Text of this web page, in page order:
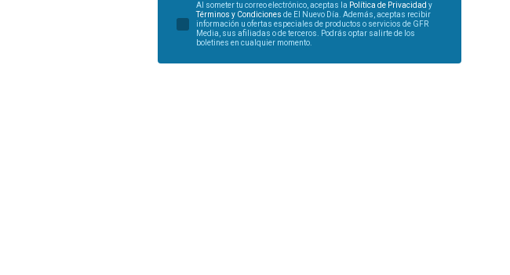
Al someter tu correo electrónico, aceptas la Política de Privacidad y
Términos y Condiciones de El Nuevo Día. Además, aceptas recibir
información u ofertas especiales de productos o servicios de GFR
Media, sus afiliadas o de terceros. Podrás optar salirte de los
boletines en cualquier momento.